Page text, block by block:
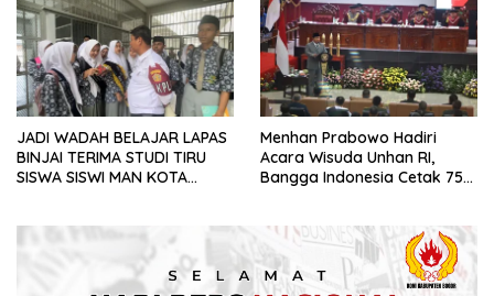
JADI WADAH BELAJAR LAPAS
BINJAI TERIMA STUDI TIRU
SISWA SISWI MAN KOTA
Menhan Prabowo Hadiri
Acara Wisuda Unhan RI,
Bangga Indonesia Cetak 75